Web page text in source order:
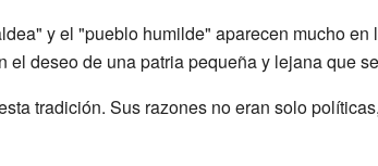
y el "pueblo humilde" aparecen mucho
el deseo de una patria pequeña y lejana que
tradición. Sus razones no eran solo